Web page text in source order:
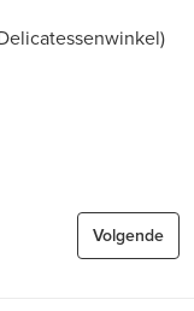
Volgende